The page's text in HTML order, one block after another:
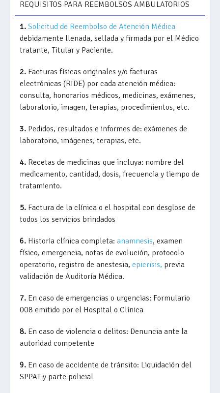
REQUISITOS PARA REEMBOLSOS AMBULATORIOS
1. Solicitud de Reembolso de Atención Médica
debidamente llenada, sellada y firmada por el Médico
tratante, Titular y Paciente.
2. Facturas físicas originales y/o facturas
electrónicas (RIDE) por cada atención médica:
consulta, honorarios médicos, medicinas, exámenes,
laboratorio, imagen, terapias, procedimientos, etc.
3. Pedidos, resultados e informes de: exámenes de
laboratorio, imágenes, terapias, etc.
4. Recetas de medicinas que incluya: nombre del
medicamento, cantidad, dosis, frecuencia y tiempo de
tratamiento.
5. Factura de la clínica o el hospital con desglose de
todos los servicios brindados
6. Historia clínica completa: anamnesis, examen
físico, emergencia, notas de evolución, protocolo
operatorio, registro de anestesia, epicrisis, previa
validación de Auditoría Médica.
7. En caso de emergencias o urgencias: Formulario
008 emitido por el Hospital o Clínica
8. En caso de violencia o delitos: Denuncia ante la
autoridad competente
9. En caso de accidente de tránsito: Liquidación del
SPPAT y parte policial